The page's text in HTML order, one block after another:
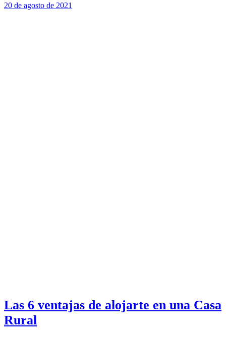
20 de agosto de 2021
Las 6 ventajas de alojarte en una Casa
Rural